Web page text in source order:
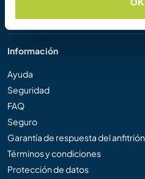
Información
Ayuda
Seguridad
FAQ
Seguro
Garantía de respuesta del anfitrión
Términos y condiciones
Protección de datos